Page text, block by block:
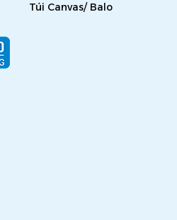
Túi Canvas/ Balo